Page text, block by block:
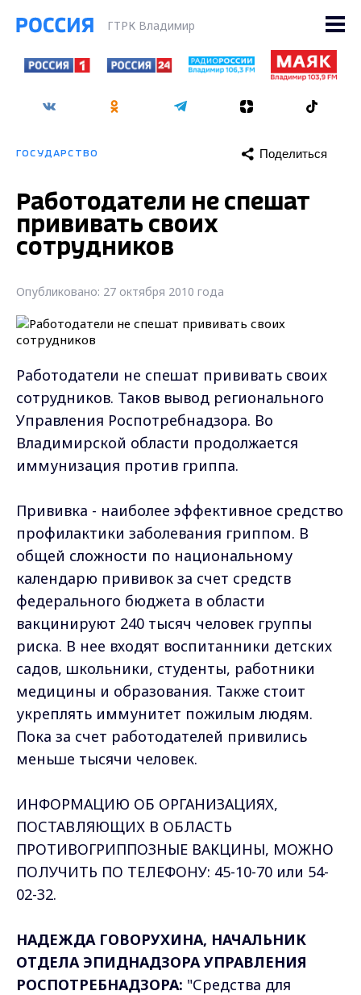
ГТРК Владимир
ГОСУДАРСТВО Поделиться
Работодатели не спешат
прививать своих
сотрудников
Опубликовано: 27 октября 2010 года
Работодатели не спешат прививать своих
сотрудников. Таков вывод регионального
Управления Роспотребнадзора. Во
Владимирской области продолжается
иммунизация против гриппа.
Прививка - наиболее эффективное средство
профилактики заболевания гриппом. В
общей сложности по национальному
календарю прививок за счет средств
федерального бюджета в области
вакцинируют 240 тысяч человек группы
риска. В нее входят воспитанники детских
садов, школьники, студенты, работники
медицины и образования. Также стоит
укреплять иммунитет пожилым людям.
Пока за счет работодателей привились
меньше тысячи человек.
ИНФОРМАЦИЮ ОБ ОРГАНИЗАЦИЯХ,
ПОСТАВЛЯЮЩИХ В ОБЛАСТЬ
ПРОТИВОГРИППОЗНЫЕ ВАКЦИНЫ, МОЖНО
ПОЛУЧИТЬ ПО ТЕЛЕФОНУ: 45-10-70 или 54-
02-32.
НАДЕЖДА ГОВОРУХИНА, НАЧАЛЬНИК
ОТДЕЛА ЭПИДНАДЗОРА УПРАВЛЕНИЯ
РОСПОТРЕБНАДЗОРА: "Средства для